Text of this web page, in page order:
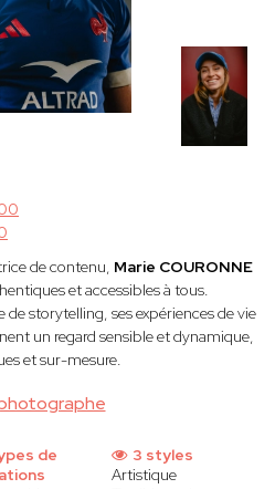
de contenu, Marie COURONNE
et accessibles à tous.
storytelling, ses expériences de vie
un regard sensible et dynamique,
et sur-mesure.
de
3 styles
Artistique